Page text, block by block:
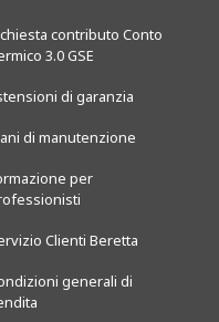
contributo Conto
3.0 GSE
di garanzia
di manutenzione
per
Clienti Beretta
generali di